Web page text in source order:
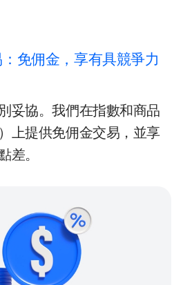
免佣金，享有具競爭力
妥協。我們在指數和商品
上提供免佣金交易，並享
差。